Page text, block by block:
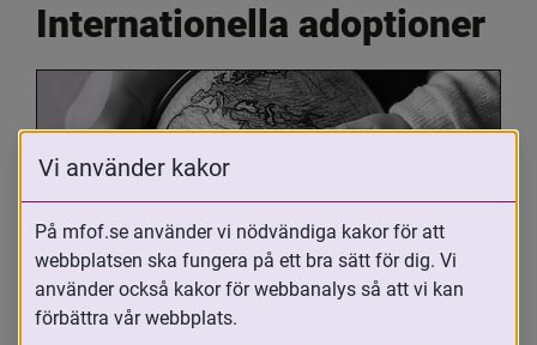
Internationella adoptioner
Oavsett om du är adopterad,
adoptivförälder eller arbetar med
Vi använder kakor
På mfof.se använder vi nödvändiga kakor för att
webbplatsen ska fungera på ett bra sätt för dig. Vi
använder också kakor för webbanalys så att vi kan
förbättra vår webbplats.